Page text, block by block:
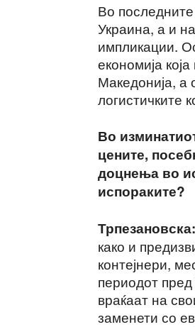
Во
Украина, а и
импликации.
економија
Македонија, а
логистичките
Во
цените,
доцнења во
испораките?
Трпезановска:
како и
контејнери,
периодот
враќаат на
заменети со